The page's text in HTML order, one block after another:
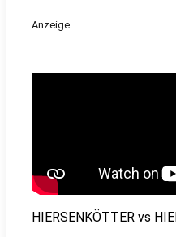
Anzeige
HIERSENKÖTTER vs